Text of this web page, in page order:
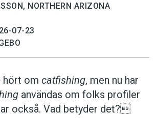
NORTHERN ARIZONA
07-23
hört om catfishing, men nu har
användas om folks profiler
också. Vad betyder det?